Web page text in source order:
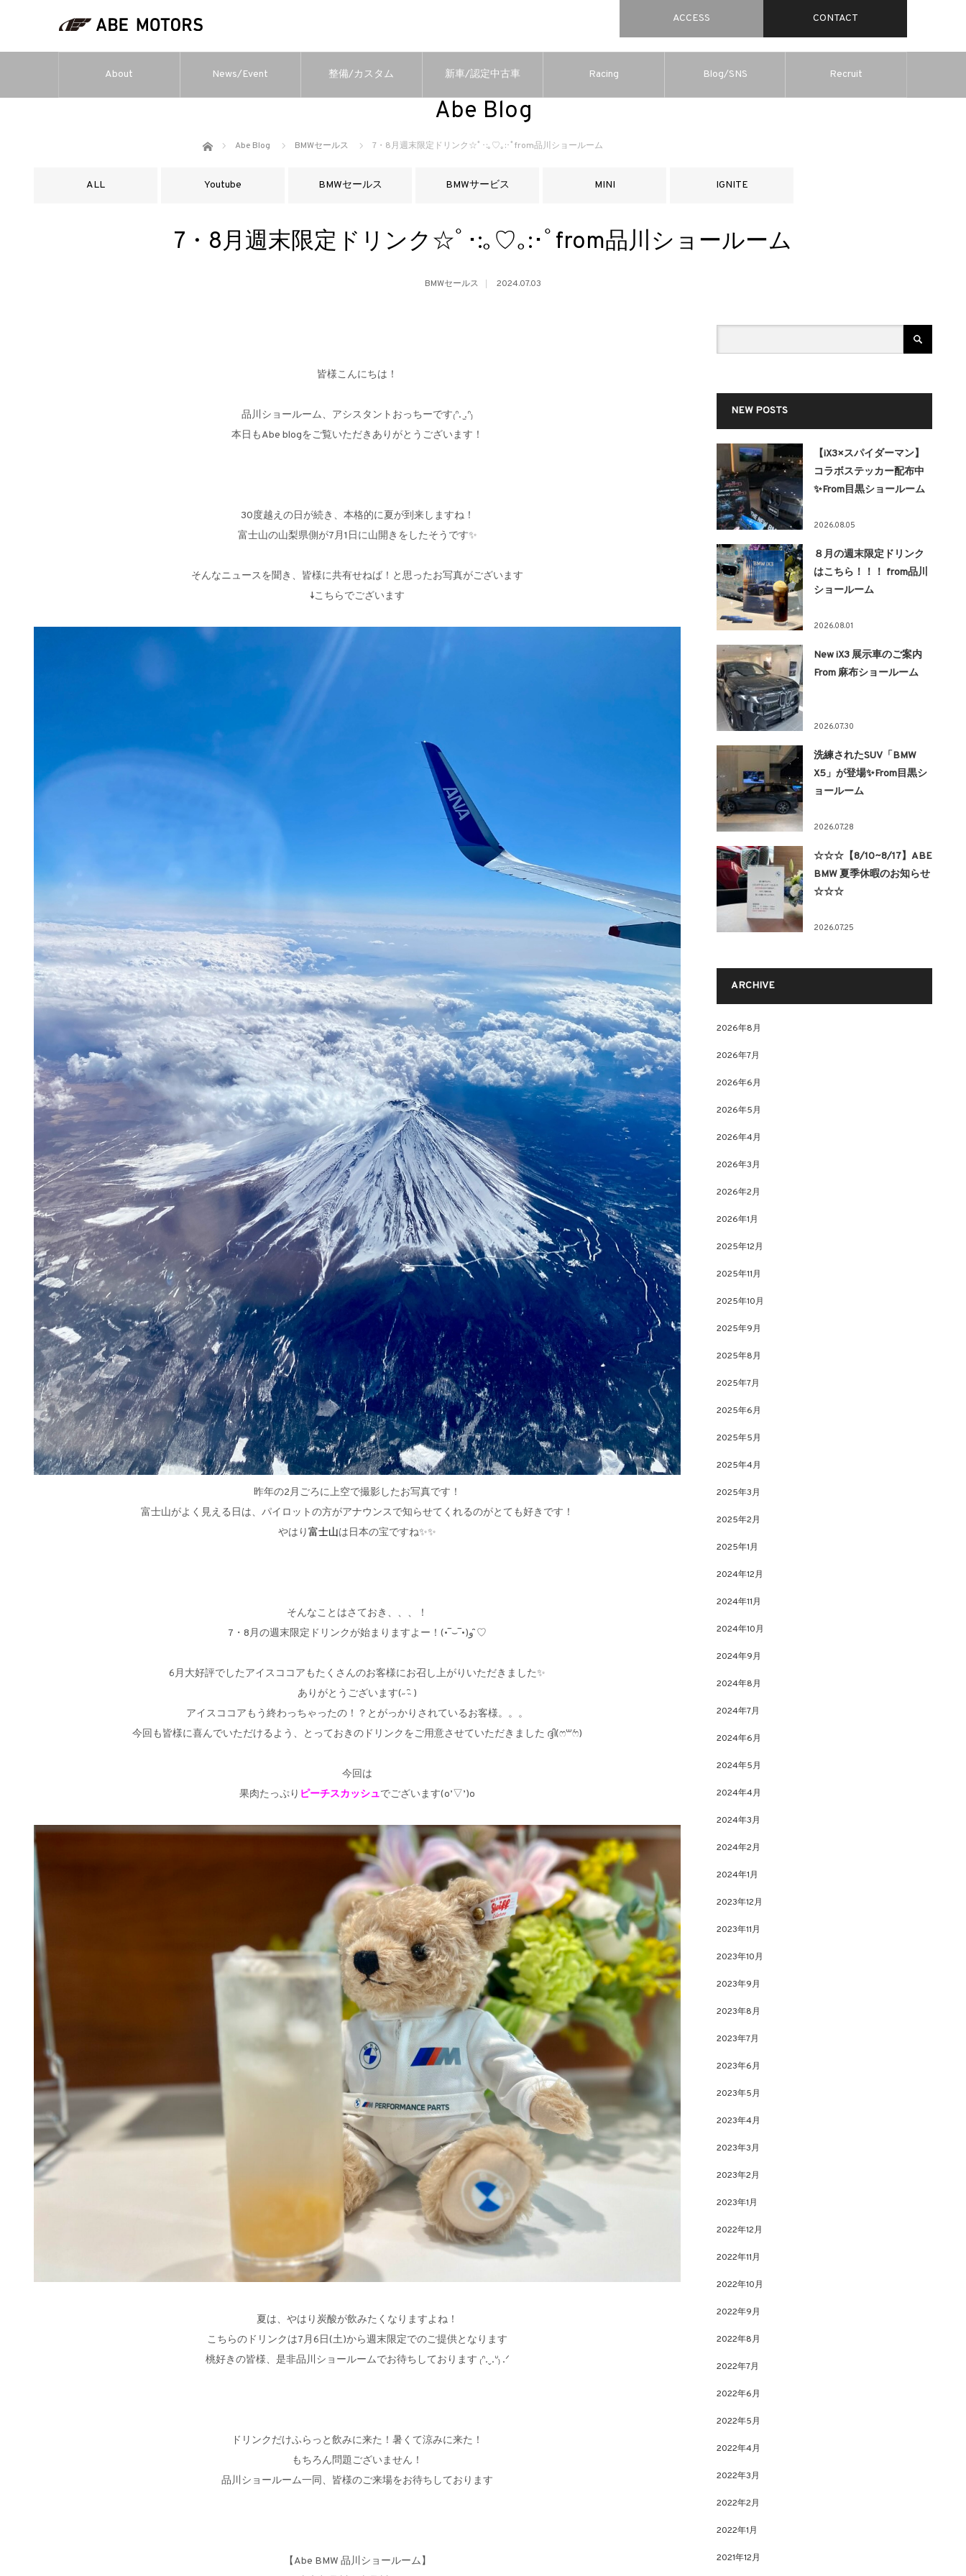
ACCESS CONTACT
About News/Event 整備/カスタム 新車/認定中古車 Racing Blog/SNS Recruit
Abe Blog
ホーム Abe Blog BMWセールス 7・8月週末限定ドリンク☆ﾟ･:｡♡｡:･ﾟfrom品川ショールーム
ALL Youtube BMWセールス BMWサービス MINI IGNITE
7・8月週末限定ドリンク☆ﾟ･:｡♡｡:･ﾟfrom品川ショールーム
BMWセールス 2024.07.03
皆様こんにちは！
品川ショールーム、アシスタントおっちーです₍ᐢ. ̫.ᐢ₎
本日もAbe blogをご覧いただきありがとうございます！
30度越えの日が続き、本格的に夏が到来しますね！
富士山の山梨県側が7月1日に山開きをしたそうです✨
そんなニュースを聞き、皆様に共有せねば！と思ったお写真がございます
↓こちらでございます
昨年の2月ごろに上空で撮影したお写真です！
富士山がよく見える日は、パイロットの方がアナウンスで知らせてくれるのがとても好きです！
やはり富士山は日本の宝ですね✨✨
そんなことはさておき、、、！
7・8月の週末限定ドリンクが始まりますよー！(•‾⌣‾•)و ̑̑♡
6月大好評でしたアイスココアもたくさんのお客様にお召し上がりいただきました✨
ありがとうございます(˶´ `˵ )
アイスココアもう終わっちゃったの！？とがっかりされているお客様。。。
今回も皆様に喜んでいただけるよう、とっておきのドリンクをご用意させていただきました ദ്ദി(ෆ꒳´ෆ)
今回は
果肉たっぷり ピーチスカッシュでございます(o’▽’)o
夏は、やはり炭酸が飲みたくなりますよね！
こちらのドリンクは7月6日(土)から週末限定でのご提供となります
桃好きの皆様、是非品川ショールームでお待ちしております ₍ᐢ.ˬ.ᐡ₎ .ᐟ
ドリンクだけふらっと飲みに来た！暑くて涼みに来た！
もちろん問題ございません！
品川ショールーム一同、皆様のご来場をお待ちしております
【Abe BMW 品川ショールーム】
NEW POSTS
【iX3×スパイダーマン】
コラボステッカー配布中
✨From目黒ショールーム
2026.08.05
８月の週末限定ドリンク
はこちら！！！ from品川
ショールーム
2026.08.01
New iX3 展示車のご案内
From 麻布ショールーム
2026.07.30
洗練されたSUV「BMW
X5」が登場✨From目黒シ
ョールーム
2026.07.28
☆☆☆【8/10~8/17】ABE
BMW 夏季休暇のお知らせ
☆☆☆
2026.07.25
ARCHIVE
2026年8月
2026年7月
2026年6月
2026年5月
2026年4月
2026年3月
2026年2月
2026年1月
2025年12月
2025年11月
2025年10月
2025年9月
2025年8月
2025年7月
2025年6月
2025年5月
2025年4月
2025年3月
2025年2月
2025年1月
2024年12月
2024年11月
2024年10月
2024年9月
2024年8月
2024年7月
2024年6月
2024年5月
2024年4月
2024年3月
2024年2月
2024年1月
2023年12月
2023年11月
2023年10月
2023年9月
2023年8月
2023年7月
2023年6月
2023年5月
2023年4月
2023年3月
2023年2月
2023年1月
2022年12月
2022年11月
2022年10月
2022年9月
2022年8月
2022年7月
2022年6月
2022年5月
2022年4月
2022年3月
2022年2月
2022年1月
2021年12月